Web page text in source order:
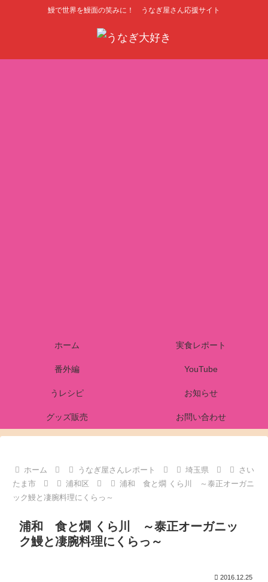
鰻で世界を鰻面の笑みに！ うなぎ屋さん応援サイト
ホーム 実食レポート
番外編 YouTube
うレシピ お知らせ
グッズ販売 お問い合わせ
ホーム うなぎ屋さんレポート 埼玉県
さい
たま市
浦和区
浦和 食と燗 くら川 ～泰正オーガニ
ック鰻と凄腕料理にくらっ～
浦和 食と燗 くら川 ～泰正オーガニッ
ク鰻と凄腕料理にくらっ～
2016.12.25